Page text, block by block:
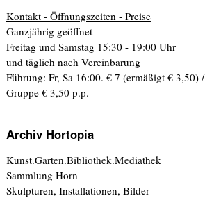
Kontakt - Öffnungszeiten - Preise
Ganzjährig geöffnet
Freitag und Samstag 15:30 - 19:00 Uhr
und täglich nach Vereinbarung
Führung: Fr, Sa 16:00. € 7 (ermäßigt € 3,50) /
Gruppe € 3,50 p.p.
Archiv Hortopia
Kunst.Garten.Bibliothek.Mediathek
Sammlung Horn
Skulpturen, Installationen, Bilder